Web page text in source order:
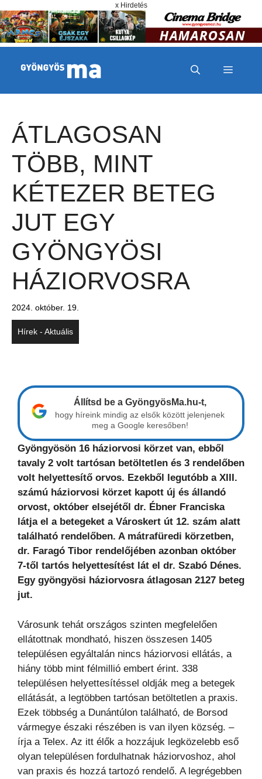
x Hirdetés
MENÜ
ÁTLAGOSAN
TÖBB, MINT
KÉTEZER BETEG
JUT EGY
GYÖNGYÖSI
HÁZIORVOSRA
2024. október. 19.
Hírek - Aktuális
Állítsd be a GyöngyösMa.hu-t,
hogy híreink mindig az elsők között jelenjenek
meg a Google keresőben!
Gyöngyösön 16 háziorvosi körzet van, ebből
tavaly 2 volt tartósan betöltetlen és 3 rendelőben
volt helyettesítő orvos. Ezekből legutóbb a XIII.
számú háziorvosi körzet kapott új és állandó
orvost, október elsejétől dr. Ébner Franciska
látja el a betegeket a Városkert út 12. szám alatt
található rendelőben. A mátrafüredi körzetben,
dr. Faragó Tibor rendelőjében azonban október
7-től tartós helyettesítést lát el dr. Szabó Dénes.
Egy gyöngyösi háziorvosra átlagosan 2127 beteg
jut.
Városunk tehát országos szinten megfelelően
ellátottnak mondható, hiszen összesen 1405
településen egyáltalán nincs háziorvosi ellátás, a
hiány több mint félmillió embert érint. 338
településen helyettesítéssel oldják meg a betegek
ellátását, a legtöbben tartósan betöltetlen a praxis.
Ezek többség a Dunántúlon található, de Borsod
vármegye északi részében is van ilyen község. –
írja a Telex. Az itt élők a hozzájuk legközelebb eső
olyan településen fordulhatnak háziorvoshoz, ahol
van praxis és hozzá tartozó rendelő. A legrégebben